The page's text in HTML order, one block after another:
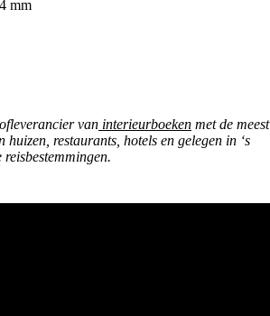
mm
van interieurboeken met de meest
restaurants, hotels en gelegen in ‘s